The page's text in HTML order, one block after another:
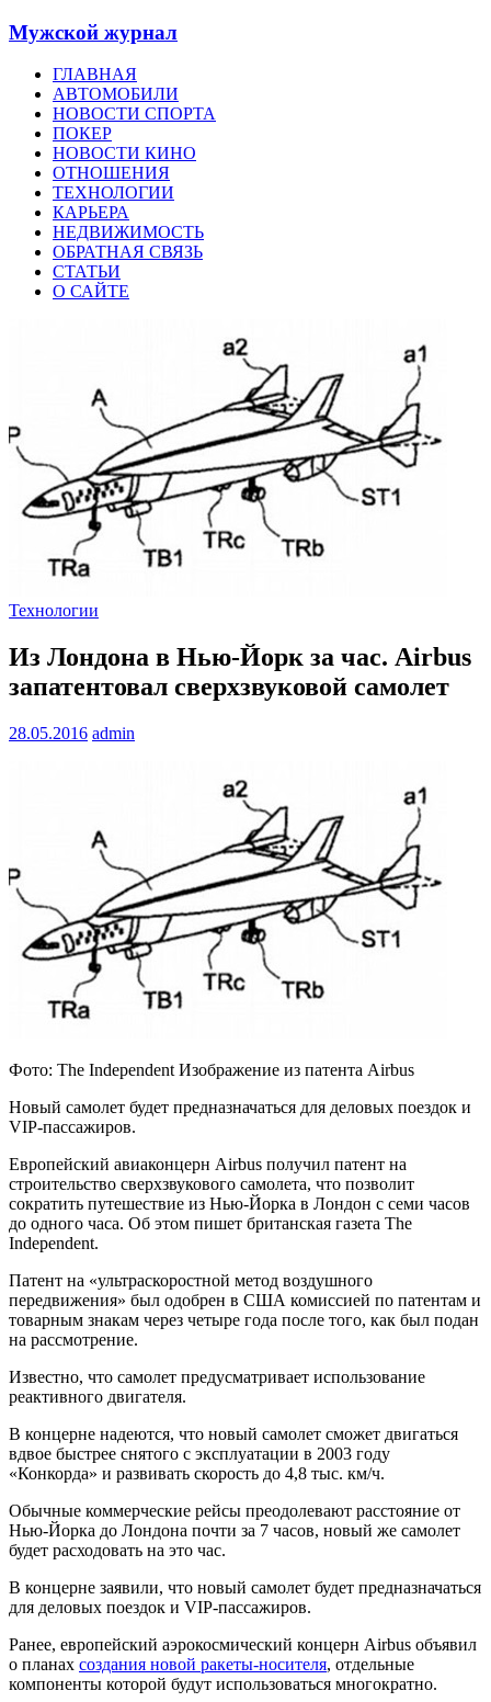
Мужской журнал
ГЛАВНАЯ
АВТОМОБИЛИ
НОВОСТИ СПОРТА
ПОКЕР
НОВОСТИ КИНО
ОТНОШЕНИЯ
ТЕХНОЛОГИИ
КАРЬЕРА
НЕДВИЖИМОСТЬ
ОБРАТНАЯ СВЯЗЬ
СТАТЬИ
О САЙТЕ
Технологии
Из Лондона в Нью-Йорк за час. Airbus
запатентовал сверхзвуковой самолет
28.05.2016 admin
Фото: The Іndependent Изображение из патента Airbus
Новый самолет будет предназначаться для деловых поездок и
VIP-пассажиров.
Европейский авиаконцерн Airbus получил патент на
строительство сверхзвукового самолета, что позволит
сократить путешествие из Нью-Йорка в Лондон с семи часов
до одного часа. Об этом пишет британская газета The
Іndependent.
Патент на «ультраскоростной метод воздушного
передвижения» был одобрен в США комиссией по патентам и
товарным знакам через четыре года после того, как был подан
на рассмотрение.
Известно, что самолет предусматривает использование
реактивного двигателя.
В концерне надеются, что новый самолет сможет двигаться
вдвое быстрее снятого с эксплуатации в 2003 году
«Конкорда» и развивать скорость до 4,8 тыс. км/ч.
Обычные коммерческие рейсы преодолевают расстояние от
Нью-Йорка до Лондона почти за 7 часов, новый же самолет
будет расходовать на это час.
В концерне заявили, что новый самолет будет предназначаться
для деловых поездок и VIP-пассажиров.
Ранее, европейский аэрокосмический концерн Airbus объявил
о планах создания новой ракеты-носителя, отдельные
компоненты которой будут использоваться многократно.